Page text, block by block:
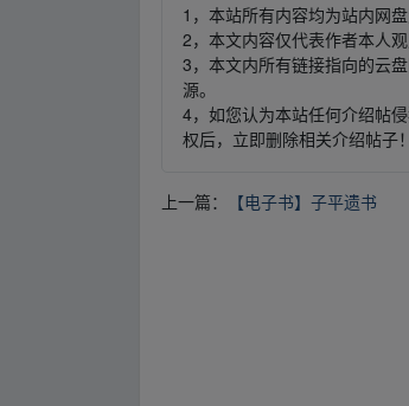
1，本站所有内容均为站内网
2，本文内容仅代表作者本人
3，本文内所有链接指向的云
源。
4，如您认为本站任何介绍帖
权后，立即删除相关介绍帖子！
上一篇： 【电子书】子平遗书